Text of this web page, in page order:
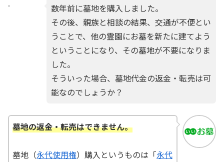
数年前に墓地を購入しました。
その後、親族と相談の結果、交通が不便とい
うことで、他の霊園にお墓を新たに建てよう
ということになり、その墓地が不要になりま
した。
そういった場合、墓地代金の返金・転売は可
能なのでしょうか？
墓地の返金・転売はできません。
墓地（永代使用権）購入というものは「永代